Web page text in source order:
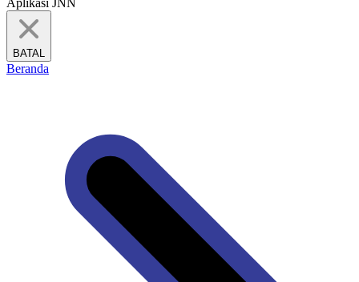
Aplikasi JNN
BATAL
Beranda